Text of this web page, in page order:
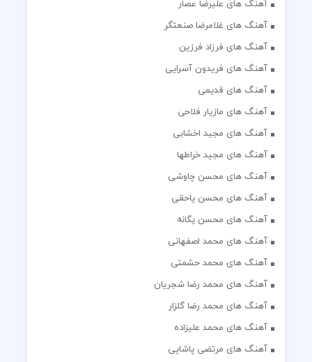
آهنگ های علیرضا عصار
آهنگ های غلامرضا صنعتگر
آهنگ های فرزاد فرزین
آهنگ های فریدون آسرایی
آهنگ های قدیمی
آهنگ های مازیار فلاحی
آهنگ های مجید اخشابی
آهنگ های مجید خراطها
آهنگ های محسن چاوشی
آهنگ های محسن یاحقی
آهنگ های محسن یگانه
آهنگ های محمد اصفهانی
آهنگ های محمد حشمتی
آهنگ های محمد رضا شجریان
آهنگ های محمد رضا گلزار
آهنگ های محمد علیزاده
آهنگ های مرتضی پاشایی